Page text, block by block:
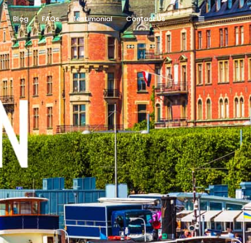
Blog FAQs Testimonial Contact Us